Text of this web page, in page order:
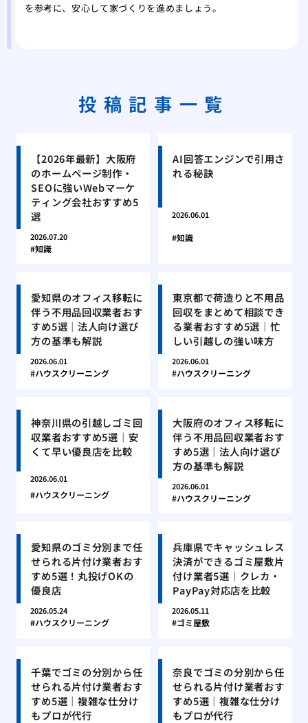
を参考に、安心して家づくりを進めましょう。
投稿記事一覧
【2026年最新】大阪府
のホームページ制作・
SEOに強いWebマーケ
ティング会社おすすめ5
選
2026.07.20
知識
AI回答エンジンで引用さ
れる秘訣
2026.06.01
知識
愛知県のオフィス移転に
伴う不用品回収業者おす
すめ5選｜法人向け選び
方の基準も解説
2026.06.01
ハウスクリーニング
東京都で荷造りと不用品
回収をまとめて相談でき
る業者おすすめ5選｜忙
しい引越しの強い味方
2026.06.01
ハウスクリーニング
神奈川県の引越しゴミ回
収業者おすすめ5選｜安
くて早い優良店を比較
2026.06.01
ハウスクリーニング
大阪府のオフィス移転に
伴う不用品回収業者おす
すめ5選｜法人向け選び
方の基準も解説
2026.06.01
ハウスクリーニング
愛知県のゴミ分別まで任
せられる片付け業者おす
すめ5選！丸投げOKの
優良店
2026.05.24
ハウスクリーニング
兵庫県でキャッシュレス
決済ができるゴミ屋敷片
付け業者5選｜クレカ・
PayPay対応店を比較
2026.05.11
ゴミ屋敷
千葉でゴミの分別から任
せられる片付け業者おす
すめ5選｜複雑な仕分け
もプロが代行
奈良でゴミの分別から任
せられる片付け業者おす
すめ5選｜複雑な仕分け
もプロが代行